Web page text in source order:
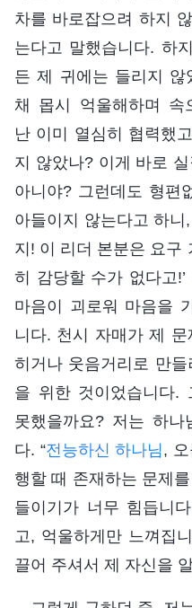
차를 바로잡으려 하지
는다고 말했습니다. 하
든 제 귀에는 들리지 않
채 몹시 억울해하며 속
난 이미 열심히 협력했
지 않았나? 이게 바로
아니야? 그런데도 형편
아들이지 않는다고 하
지! 이 리더 본분은 요구
히 감당할 수가 없다고
마음이 괴로워 마음을
니다. 천시 자매가 제
히거나 웃음거리로 만
을 위한 것이었습니다.
못했을까요? 저는 하
다. “전능하신 하나님,
행할 때 존재하는 문제
들이기가 너무 힘듭니
고, 억울하게만 느껴집
끌어 주셔서 제 자신을